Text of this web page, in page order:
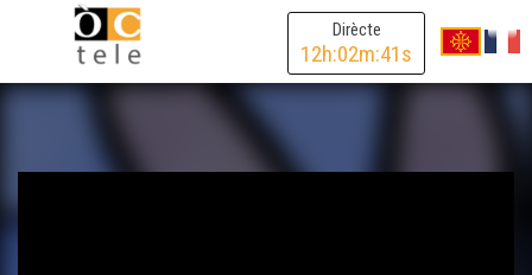
Dirècte
12h:02m:41s